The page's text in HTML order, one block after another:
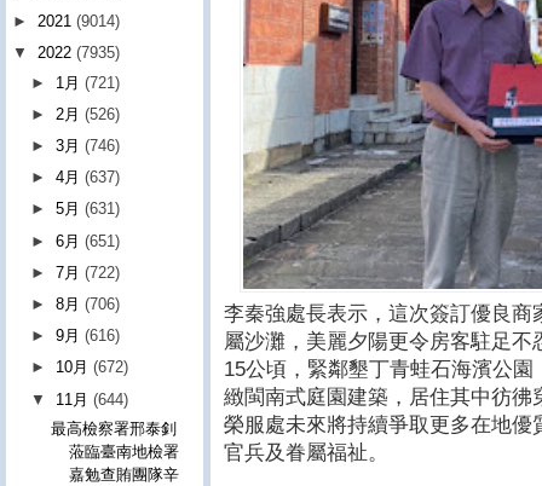
李秦強處長表示，這次簽訂優良
屬沙灘，美麗夕陽更令房客駐足
15公頃，緊鄰墾丁青蛙石海濱公
緻閩南式庭園建築，居住其中彷
榮服處未來將持續爭取更多在地
官兵及眷屬福祉。
► 2021 (9014)
▼ 2022 (7935)
► 1月(721)
► 2月(526)
►3月(746)
►4月(637)
►5月(631)
►6月(651)
►7月(722)
►8月(706)
►9月(616)
► 10月(672)
▼ 11月(644)
最高檢察署邢泰釗
蒞臨臺南地檢署
嘉勉查賄團隊辛